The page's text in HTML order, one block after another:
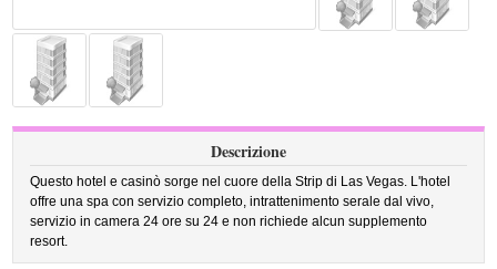
Descrizione
Questo hotel e casinò sorge nel cuore della Strip di Las Vegas. L'hotel
offre una spa con servizio completo, intrattenimento serale dal vivo,
servizio in camera 24 ore su 24 e non richiede alcun supplemento
resort.